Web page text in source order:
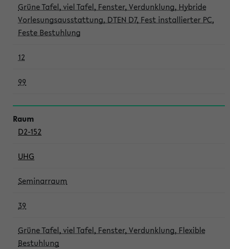
Grüne Tafel, viel Tafel, Fenster, Verdunklung, Hybride
Vorlesungsausstattung, DTEN D7, Fest installierter PC,
Feste Bestuhlung
12
99
D2-152
UHG
Seminarraum
39
Grüne Tafel, viel Tafel, Fenster, Verdunklung, Flexible
Bestuhlung